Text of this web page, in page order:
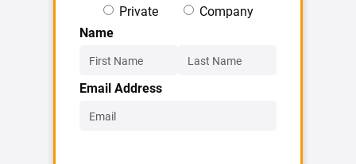
Private
Company
Name
Email Address